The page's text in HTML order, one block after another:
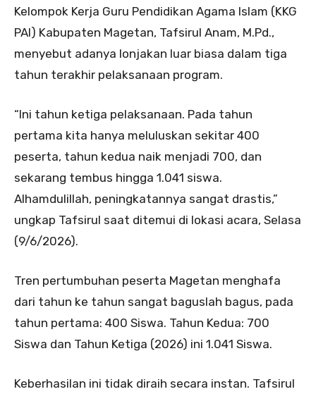
Kelompok Kerja Guru Pendidikan Agama Islam (KKG
PAI) Kabupaten Magetan, Tafsirul Anam, M.Pd.,
menyebut adanya lonjakan luar biasa dalam tiga
tahun terakhir pelaksanaan program.
“Ini tahun ketiga pelaksanaan. Pada tahun
pertama kita hanya meluluskan sekitar 400
peserta, tahun kedua naik menjadi 700, dan
sekarang tembus hingga 1.041 siswa.
Alhamdulillah, peningkatannya sangat drastis,”
ungkap Tafsirul saat ditemui di lokasi acara, Selasa
(9/6/2026).
Tren pertumbuhan peserta Magetan menghafa
dari tahun ke tahun sangat baguslah bagus, pada
tahun pertama: 400 Siswa. Tahun Kedua: 700
Siswa dan Tahun Ketiga (2026) ini 1.041 Siswa.
Keberhasilan ini tidak diraih secara instan. Tafsirul